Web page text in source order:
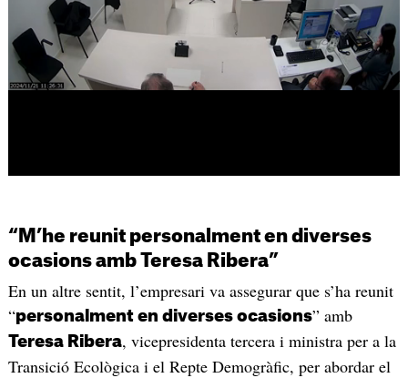
“M’he reunit personalment en diverses
ocasions amb Teresa Ribera”
En un altre sentit, l’empresari va assegurar que s’ha reunit
“personalment en diverses ocasions” amb
Teresa Ribera, vicepresidenta tercera i ministra per a la
Transició Ecològica i el Repte Demogràfic, per abordar el